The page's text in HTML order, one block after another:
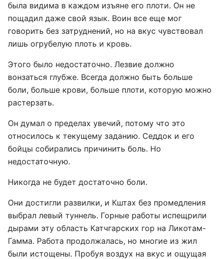
была видима в каждом изъяне его плоти. Он не
пощадил даже свой язык. Воин все еще мог
говорить без затруднений, но на вкус чувствовал
лишь огрубелую плоть и кровь.
Этого было недостаточно. Лезвие должно
вонзаться глубже. Всегда должно быть больше
боли, больше крови, больше плоти, которую можно
растерзать.
Он думал о пределах увечий, потому что это
относилось к текущему заданию. Седдок и его
бойцы собирались причинить боль. Но
недостаточную.
Никогда не будет достаточно боли.
Они достигли развилки, и Кштах без промедления
выбрал левый туннель. Горные работы испещрили
дырами эту область Катчгарских гор на Ликотам-
Гамма. Работа продолжалась, но многие из жил
были истощены. Пробуя воздух на вкус и ощущая